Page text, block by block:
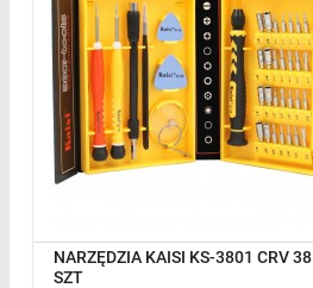
NARZĘDZIA KAISI KS-3801 CRV 38
SZT